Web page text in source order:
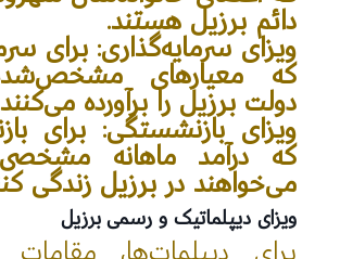
دائم برزیل هستند.
ویزای سرمایه‌گذاری: برای
که معیارهای
دولت برزیل را برآورده
ویزای بازنشستگی: برای
که درآمد ماهانه
می‌خواهند در برزیل زندگی
ویزای دیپلماتیک و رسمی برزیل